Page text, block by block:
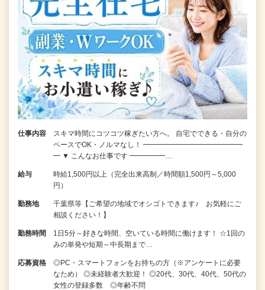
仕事内容
スキマ時間にコツコツ稼ぎたい方へ。 自宅でできる・自分の
ペースでOK・ノルマなし！ ━━━━━━━━━━━━━━
━ ▼ こんなお仕事です ━━━━━…
給与
時給1,500円以上（完全出来高制／時間額1,500円～5,000
円）
勤務地
千葉県等【ご希望の地域でオシゴトできます♪ お気軽にご
相談ください！】
勤務時間
1日5分～好きな時間、空いている時間に働けます！ ☆1回の
みの単発や短期～中長期まで…
応募資格
◎PC・スマートフォンをお持ちの方（※アンケートに必要
なため） ◎未経験者大歓迎！ ◎20代、30代、40代、50代の
女性の登録多数 ◎年齢不問